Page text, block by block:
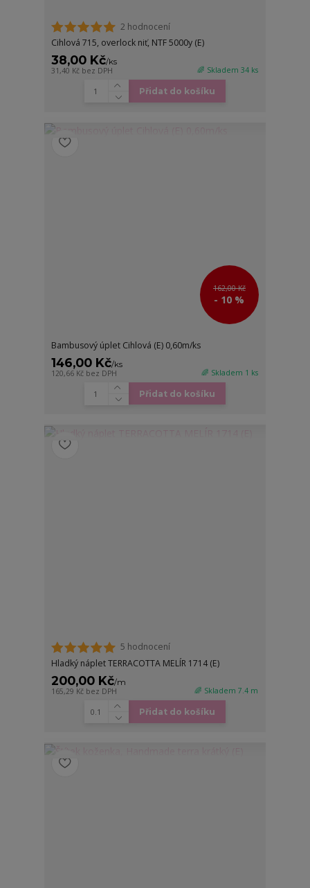
2 hodnocení
Cihlová 715, overlock niť, NTF 5000y (E)
38,00 Kč/ks
31,40 Kč bez DPH 🌈 Skladem 34 ks
Přidat do košíku
162,00 Kč
- 10 %
Bambusový úplet Cihlová (E) 0,60m/ks
146,00 Kč/ks
120,66 Kč bez DPH 🌈 Skladem 1 ks
Přidat do košíku
5 hodnocení
Hladký náplet TERRACOTTA MELÍR 1714 (E)
200,00 Kč/m
165,29 Kč bez DPH 🌈 Skladem 7.4 m
Přidat do košíku